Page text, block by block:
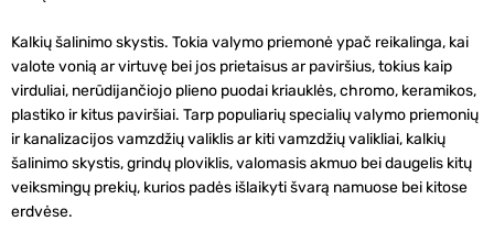
Kalkių šalinimo skystis. Tokia valymo priemonė ypač reikalinga, kai
valote vonią ar virtuvę bei jos prietaisus ar paviršius, tokius kaip
virduliai, nerūdijančiojo plieno puodai kriauklės, chromo, keramikos,
plastiko ir kitus paviršiai. Tarp populiarių specialių valymo priemonių
ir kanalizacijos vamzdžių valiklis ar kiti vamzdžių valikliai, kalkių
šalinimo skystis, grindų ploviklis, valomasis akmuo bei daugelis kitų
veiksmingų prekių, kurios padės išlaikyti švarą namuose bei kitose
erdvėse.